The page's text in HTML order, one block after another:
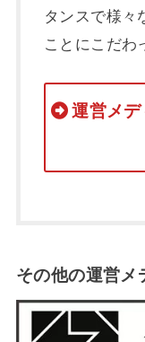
タンスで様々
ことにこだわ
運営メ
その他の運営メ